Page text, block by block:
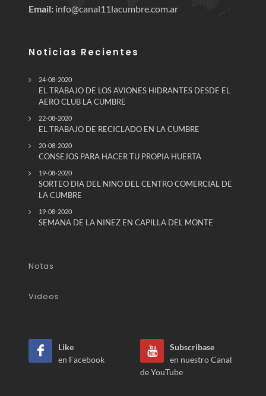
Email: info@canal11lacumbre.com.ar
Noticias Recientes
24-08-2020
EL TRABAJO DE LOS AVIONES HIDRANTES DESDE EL
AERO CLUB LA CUMBRE
22-08-2020
EL TRABAJO DE RECICLADO EN LA CUMBRE
20-08-2020
CONSEJOS PARA HACER TU PROPIA HUERTA
19-08-2020
SORTEO DIA DEL NINO DEL CENTRO COMERCIAL DE
LA CUMBRE
19-08-2020
SEMANA DE LA NIÑEZ EN CAPILLA DEL MONTE
Notas
Videos
Like
en Facebook
Subscribase
en nuestro Canal
de YouTube